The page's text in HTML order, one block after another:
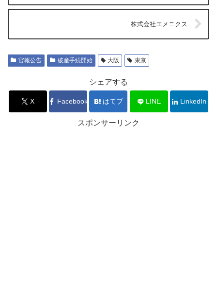
株式会社エメニクス
官報公告 破産手続開始 大阪 東京
シェアする
X Facebook はてブ LINE LinkedIn
スポンサーリンク